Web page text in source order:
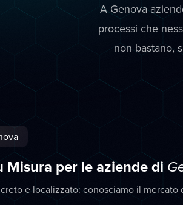
A Genova
processi che
non bastano,
Misura per le aziende di
e localizzato: conosciamo il